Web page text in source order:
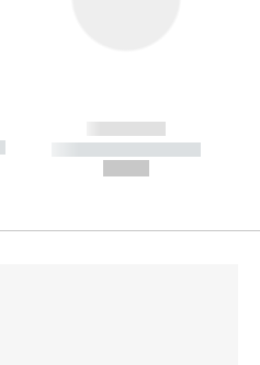
------------
----------- -----------